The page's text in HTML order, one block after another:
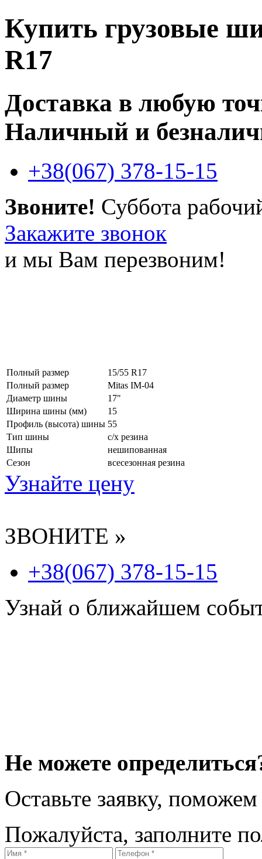
Купить грузовые
R17
Доставка в любую
Наличный и
+38(067) 378-15-15
Звоните! Суббота
Закажите звонок
и мы Вам перезвоним!
Полный размер
15/55 R17
Полный размер
Mitas IM-04
Диаметр шины
17"
Ширина шины (мм)
15
Профиль (высота) шины 55
Тип шины
с/х резина
Шипы
нешипованная
Сезон
всесезонная резина
Узнайте цену
ЗВОНИТЕ »
+38(067) 378-15-15
Узнай о ближайшем
Не можете
Оставьте заявку,
Пожалуйста, заполните